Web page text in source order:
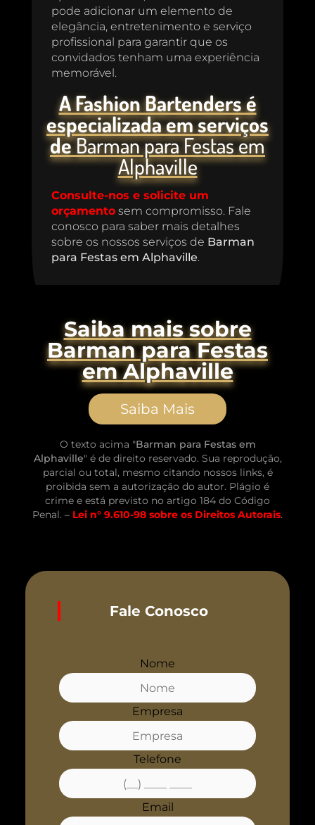
pode adicionar um elemento de
elegância, entretenimento e serviço
profissional para garantir que os
convidados tenham uma experiência
memorável.
A Fashion Bartenders é
especializada em serviços
deBarman para Festas em
Alphaville
Consulte-nos e solicite um
orçamentosem compromisso. Fale
conosco para saber mais detalhes
sobre os nossos serviços de Barman
para Festas em Alphaville.
Saiba mais sobre
Barman para Festas
em Alphaville
Saiba Mais
O texto acima "Barman para Festas em
Alphaville" é de direito reservado. Sua reprodução,
parcial ou total, mesmo citando nossos links, é
proibida sem a autorização do autor. Plágio é
crime e está previsto no artigo 184 do Código
Penal. – Lei n° 9.610-98 sobre os Direitos Autorais.
Fale Conosco
Nome
Empresa
Telefone
Email